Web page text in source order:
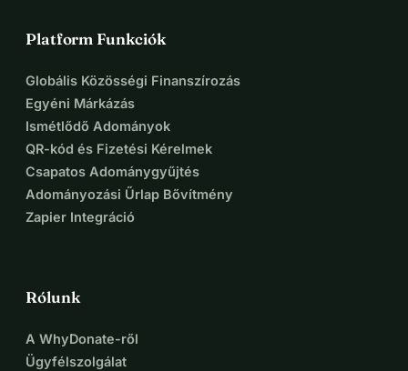
Platform Funkciók
Globális Közösségi Finanszírozás
Egyéni Márkázás
Ismétlődő Adományok
QR-kód és Fizetési Kérelmek
Csapatos Adománygyűjtés
Adományozási Űrlap Bővítmény
Zapier Integráció
Rólunk
A WhyDonate-ről
Ügyfélszolgálat